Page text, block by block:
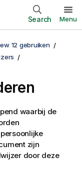
Search Menu
12 gebruiken
waarbij de
zijn
door deze